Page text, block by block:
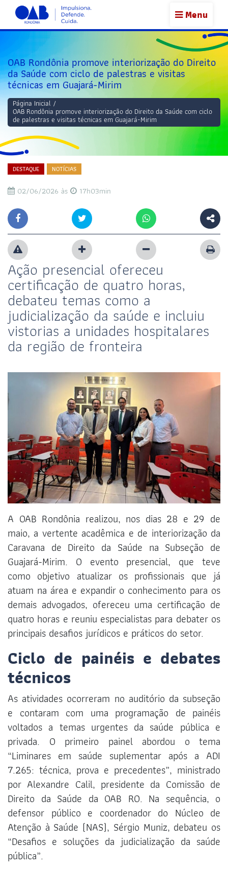
Menu
OAB Rondônia promove interiorização do Direito
da Saúde com ciclo de palestras e visitas
técnicas em Guajará-Mirim
Página Inicial /
OAB Rondônia promove interiorização do Direito da Saúde com ciclo
de palestras e visitas técnicas em Guajará-Mirim
DESTAQUE NOTÍCIAS
02/06/2026 às 17h03min
Ação presencial ofereceu
certificação de quatro horas,
debateu temas como a
judicialização da saúde e incluiu
vistorias a unidades hospitalares
da região de fronteira
A OAB Rondônia realizou, nos dias 28 e 29 de
maio, a vertente acadêmica e de interiorização da
Caravana de Direito da Saúde na Subseção de
Guajará-Mirim. O evento presencial, que teve
como objetivo atualizar os profissionais que já
atuam na área e expandir o conhecimento para os
demais advogados, ofereceu uma certificação de
quatro horas e reuniu especialistas para debater os
principais desafios jurídicos e práticos do setor.
Ciclo de painéis e debates
técnicos
As atividades ocorreram no auditório da subseção
e contaram com uma programação de painéis
voltados a temas urgentes da saúde pública e
privada. O primeiro painel abordou o tema
“Liminares em saúde suplementar após a ADI
7.265: técnica, prova e precedentes”, ministrado
por Alexandre Calil, presidente da Comissão de
Direito da Saúde da OAB RO. Na sequência, o
defensor público e coordenador do Núcleo de
Atenção à Saúde (NAS), Sérgio Muniz, debateu os
“Desafios e soluções da judicialização da saúde
pública”.